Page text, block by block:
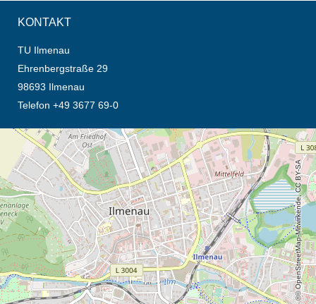
KONTAKT
TU Ilmenau
Ehrenbergstraße 29
98693 Ilmenau
Telefon +49 3677 69-0
Öffnet die Anfahrtsbeschreibung in neuem Tab (Karte)
© OpenStreetMap-Mitwirkende, CC BY-SA